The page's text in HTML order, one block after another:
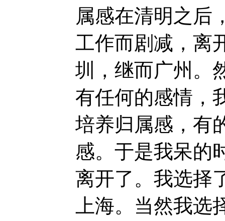
属感在清明之后
工作而剧减，离
圳，继而广州。
有任何的感情，
培养归属感，有
感。于是我呆的
离开了。我选择
上海。当然我选